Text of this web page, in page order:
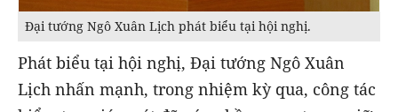
Đại tướng Ngô Xuân Lịch phát biểu tại hội nghị.
Phát biểu tại hội nghị, Đại tướng Ngô Xuân
Lịch nhấn mạnh, trong nhiệm kỳ qua, công tác